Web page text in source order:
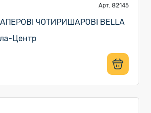
Арт. 82145
ЧОТИРИШАРОВІ BELLA
Центр